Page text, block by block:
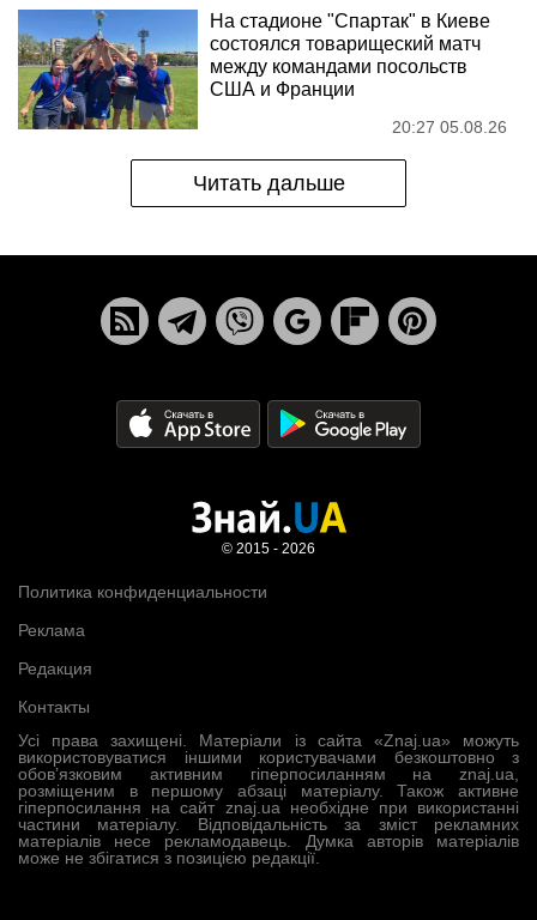
На стадионе "Спартак" в Киеве
состоялся товарищеский матч
между командами посольств
США и Франции
20:27 05.08.26
Читать дальше
Усі права захищені. Матеріали із сайта «Znaj.ua» можуть
використовуватися іншими користувачами безкоштовно з
обов’язковим активним гіперпосиланням на znaj.ua,
розміщеним в першому абзаці матеріалу. Також активне
гіперпосилання на сайт znaj.ua необхідне при використанні
частини матеріалу. Відповідальність за зміст рекламних
матеріалів несе рекламодавець. Думка авторів матеріалів
може не збігатися з позицією редакції.
Политика конфиденциальности
Реклама
Редакция
Контакты
© 2015 - 2026